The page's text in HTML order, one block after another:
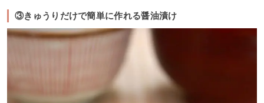
③きゅうりだけで簡単に作れる醤油漬け